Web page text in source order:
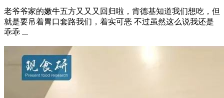
老爷爷家的嫩牛五方又又又回归啦，肯德基知道我们想吃，但
就是要吊着胃口套路我们，着实可恶 不过虽然这么说我还是
乖乖 ...